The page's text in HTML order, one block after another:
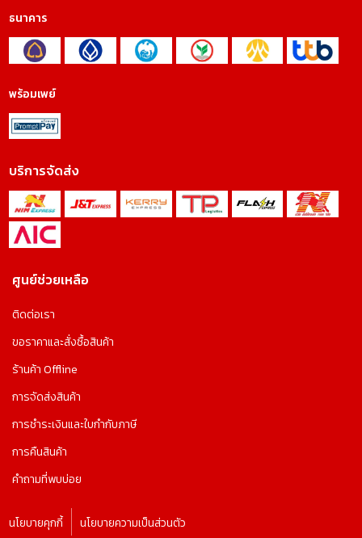
ธนาคาร
พร้อมเพย์
บริการจัดส่ง
ศูนย์ช่วยเหลือ
ติดต่อเรา
ขอราคาและสั่งซื้อสินค้า
ร้านค้า Offline
การจัดส่งสินค้า
การชำระเงินและใบกำกับภาษี
การคืนสินค้า
คำถามที่พบบ่อย
นโยบายคุกกี้ นโยบายความเป็นส่วนตัว